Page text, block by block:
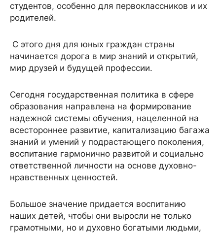
студентов, особенно для первоклассников и их
родителей.
С этого дня для юных граждан страны
начинается дорога в мир знаний и открытий,
мир друзей и будущей профессии.
Сегодня государственная политика в сфере
образования направлена на формирование
надежной системы обучения, нацеленной на
всестороннее развитие, капитализацию багажа
знаний и умений у подрастающего поколения,
воспитание гармонично развитой и социально
ответственной личности на основе духовно-
нравственных ценностей.
Большое значение придается воспитанию
наших детей, чтобы они выросли не только
грамотными, но и духовно богатыми людьми,